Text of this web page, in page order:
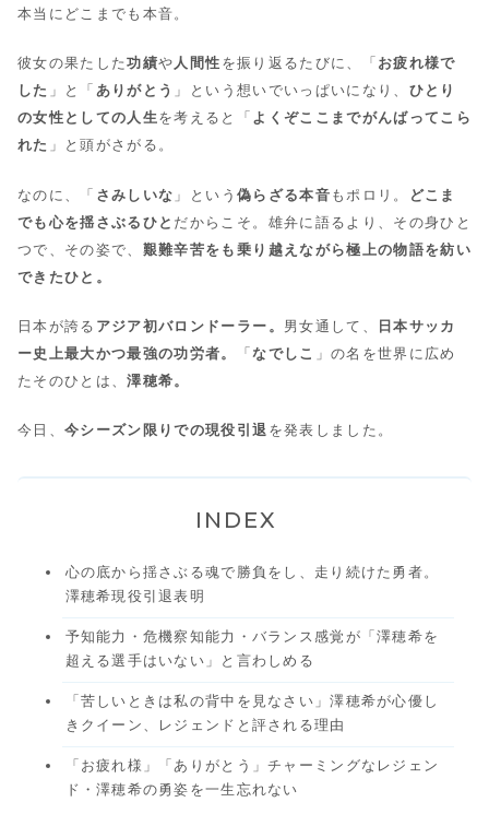
本当にどこまでも本音。
彼女の果たした功績や人間性を振り返るたびに、「お疲れ様で
した 」と「ありがとう 」という想いでいっぱいになり、 ひとり
の女性としての人生を考えると「よくぞここまでがんばってこら
れた 」と頭がさがる。
なのに、「 さみしいな 」という 偽らざる本音もポロリ。
どこま
でも心を揺さぶるひと だからこそ。雄弁に語るより、その身ひと
つで、その姿で、 艱難辛苦をも乗り越えながら極上の物語を紡い
できたひと。
日本が誇る アジア初バロンドーラー。 男女通して、
日本サッカ
ー史上最大かつ最強の功労者。
「なでしこ 」の名を世界に広め
たそのひとは、澤穂希。
今日、今シーズン限りでの現役引退 を発表しました。
INDEX
心の底から揺さぶる魂で勝負をし、走り続けた勇者。
澤穂希現役引退表明
予知能力・危機察知能力・バランス感覚が「澤穂希を
超える選手はいない」と言わしめる
「苦しいときは私の背中を見なさい」澤穂希が心優し
きクイーン、レジェンドと評される理由
「お疲れ様」「ありがとう」チャーミングなレジェン
ド・澤穂希の勇姿を一生忘れない